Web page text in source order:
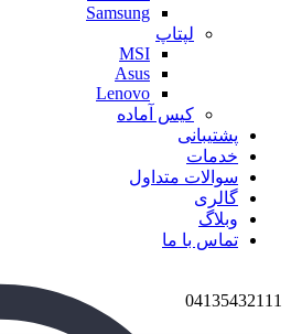
Samsung
لپتاپ
MSI
Asus
Lenovo
کیس آماده
پشتیبانی
خدمات
سوالات متداول
گالری
وبلاگ
تماس با ما
04135432111